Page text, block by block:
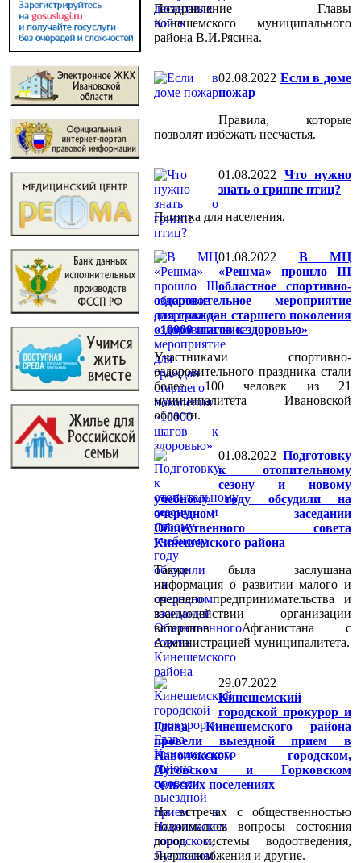
Поздравление Главы
Кинешемского муниципального
района В.И.Рясина.
02.08.2022 Если в доме
пожар
Правила, которые
позволят избежать несчастья.
01.08.2022
Что нужно
знать о гриппе птиц?
Памятка для населения.
01.08.2022
В МЦ
«Решма» прошло III
областное спортивно-
оздоровительное мероприятие
для граждан старшего поколения
«10000 шагов к здоровью»
Участниками спортивно-
оздоровительного праздника стали
более 100 человек из 21
муниципалитета Ивановской
области.
01.08.2022 Подготовку
к отопительному
сезону и новому
учебному году обсудили на
очередном заседании
Общественного совета
Кинешемского района
Также была заслушана
информация о развитии малого и
среднего предпринимательства и
взаимодействии организации
ветеранов Афганистана с
Администрацией муниципалитета.
29.07.2022
Кинешемский
городской прокурор и
Глава Кинешемского района
провели выездной прием в
Наволокском городском,
Луговском и Горковском
сельских поселениях
На встречах с общественностью
поднимались вопросы состояния
дорог, системы водоотведения,
энергоснабжения и другие.